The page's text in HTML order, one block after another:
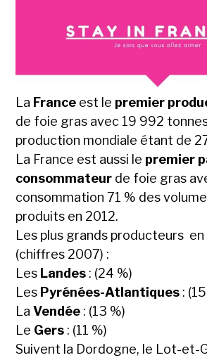
La France est le premier
de foie gras avec 19 992
production mondiale étant de
La France est aussi le premier
consommateur de foie gras
consommation 71 % des
produits en 2012.
Les plus grands producteurs en
(chiffres 2007) :
Les Landes : (24 %)
Les Pyrénées-Atlantiques :
LaVendée : (13 %)
Le Gers : (11 %)
Suivent la Dordogne, le Lot-et-